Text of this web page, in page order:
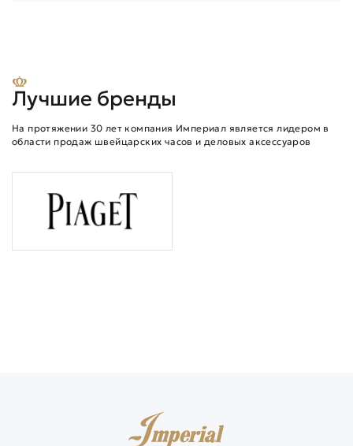
Лучшие бренды
На протяжении 30 лет компания Империал является лидером в
области продаж швейцарских часов и деловых аксессуаров